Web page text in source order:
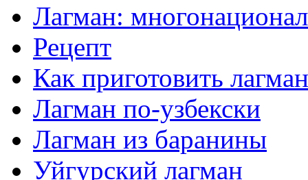
Лагман:
Рецепт
Как приготовить лагман
Лагман по-узбекски
Лагман из баранины
Уйгурский лагман